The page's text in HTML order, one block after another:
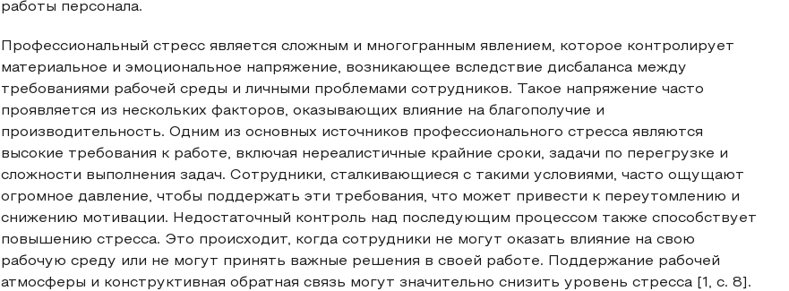
работы персонала.
Профессиональный стресс является сложным и многогранным явлением, которое контролирует
материальное и эмоциональное напряжение, возникающее вследствие дисбаланса между
требованиями рабочей среды и личными проблемами сотрудников. Такое напряжение часто
проявляется из нескольких факторов, оказывающих влияние на благополучие и
производительность. Одним из основных источников профессионального стресса являются
высокие требования к работе, включая нереалистичные крайние сроки, задачи по перегрузке и
сложности выполнения задач. Сотрудники, сталкивающиеся с такими условиями, часто ощущают
огромное давление, чтобы поддержать эти требования, что может привести к переутомлению и
снижению мотивации. Недостаточный контроль над последующим процессом также способствует
повышению стресса. Это происходит, когда сотрудники не могут оказать влияние на свою
рабочую среду или не могут принять важные решения в своей работе. Поддержание рабочей
атмосферы и конструктивная обратная связь могут значительно снизить уровень стресса [1, c. 8].